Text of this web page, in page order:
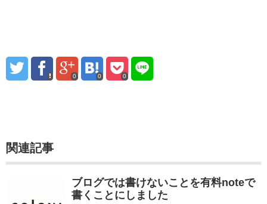
0 0 0
関連記事
ブログでは書けないことを有料noteで
書くことにしました